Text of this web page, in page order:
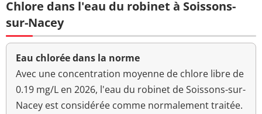
Chlore dans l'eau du robinet à Soissons-
sur-Nacey
Eau chlorée dans la norme
Avec une concentration moyenne de chlore libre de
0.19 mg/L en 2026, l'eau du robinet de Soissons-sur-
Nacey est considérée comme normalement traitée.